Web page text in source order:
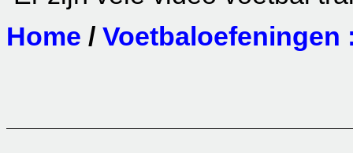
Home / Voetbaloefeningen